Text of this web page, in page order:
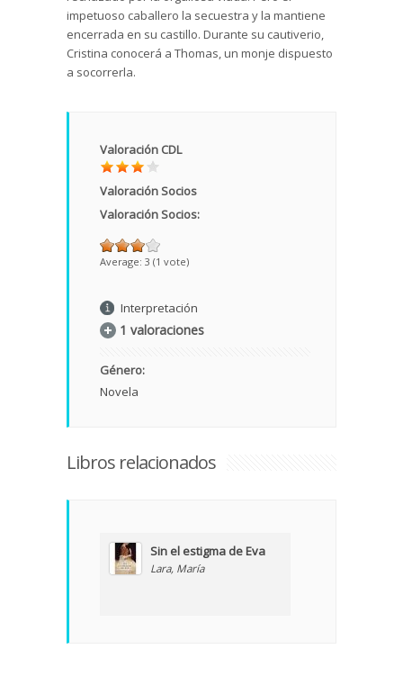
impetuoso caballero la secuestra y la mantiene
encerrada en su castillo. Durante su cautiverio,
Cristina conocerá a Thomas, un monje dispuesto
a socorrerla.
Valoración CDL
Valoración Socios
Valoración Socios:
Average: 3 (1 vote)
Interpretación
1 valoraciones
Género:
Novela
Libros relacionados
Sin el estigma de Eva
Lara, María